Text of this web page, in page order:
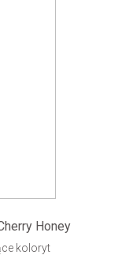
Honey
koloryt